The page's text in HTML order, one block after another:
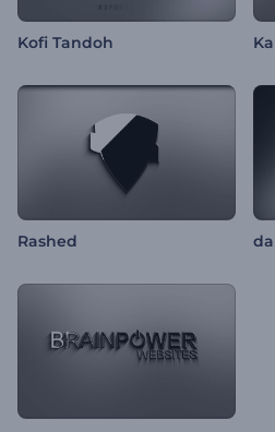
Kofi Tandoh
Rashed